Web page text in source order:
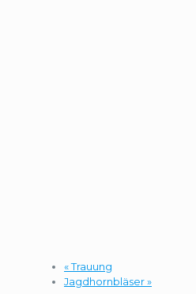
«Trauung
Jagdhornbläser»